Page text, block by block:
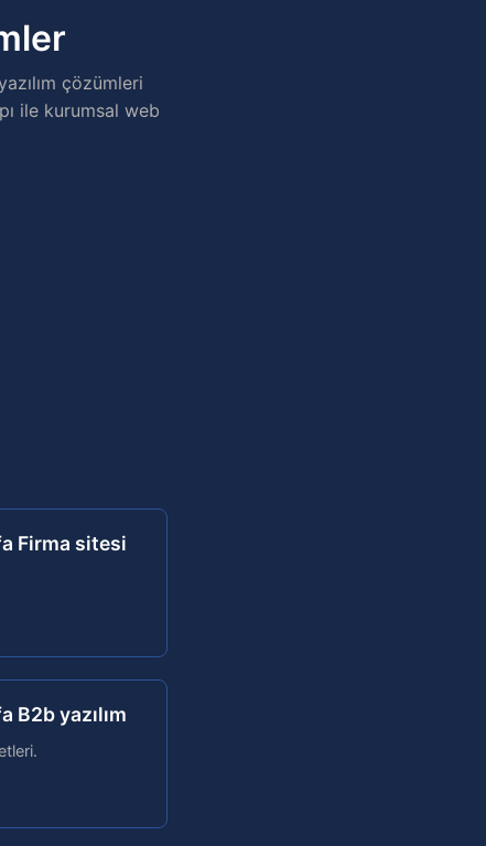
çözümleri
ile kurumsal web
Firma sitesi
B2b yazılım